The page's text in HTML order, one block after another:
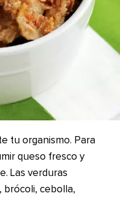
tu organismo. Para
queso fresco y
Las verduras
brócoli, cebolla,